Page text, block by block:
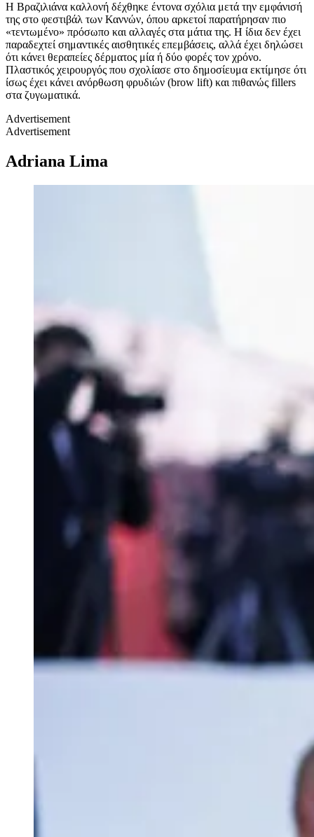
Η Βραζιλιάνα καλλονή δέχθηκε έντονα σχόλια μετά την εμφάνισή
της στο φεστιβάλ των Καννών, όπου αρκετοί παρατήρησαν πιο
«τεντωμένο» πρόσωπο και αλλαγές στα μάτια της. Η ίδια δεν έχει
παραδεχτεί σημαντικές αισθητικές επεμβάσεις, αλλά έχει δηλώσει
ότι κάνει θεραπείες δέρματος μία ή δύο φορές τον χρόνο.
Πλαστικός χειρουργός που σχολίασε στο δημοσίευμα εκτίμησε ότι
ίσως έχει κάνει ανόρθωση φρυδιών (brow lift) και πιθανώς fillers
στα ζυγωματικά.
Advertisement
Advertisement
Adriana Lima